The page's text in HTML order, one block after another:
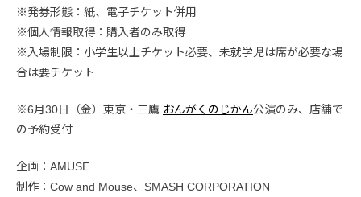
※発券形態：紙、電子チケット併用
※個人情報取得：購入者のみ取得
※入場制限：小学生以上チケット必要、未就学児は席が必要な場
合は要チケット
※6月30日（金）東京・三鷹 おんがくのじかん公演のみ、店舗で
の予約受付
企画：AMUSE
制作：Cow and Mouse、SMASH CORPORATION